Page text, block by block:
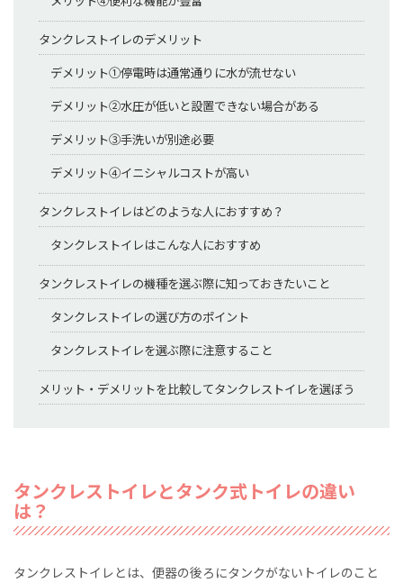
タンクレストイレのデメリット
デメリット①停電時は通常通りに水が流せない
デメリット②水圧が低いと設置できない場合がある
デメリット③手洗いが別途必要
デメリット④イニシャルコストが高い
タンクレストイレはどのような人におすすめ？
タンクレストイレはこんな人におすすめ
タンクレストイレの機種を選ぶ際に知っておきたいこと
タンクレストイレの選び方のポイント
タンクレストイレを選ぶ際に注意すること
メリット・デメリットを比較してタンクレストイレを選ぼう
タンクレストイレとタンク式トイレの違い
は？
タンクレストイレとは、便器の後ろにタンクがないトイレのこと